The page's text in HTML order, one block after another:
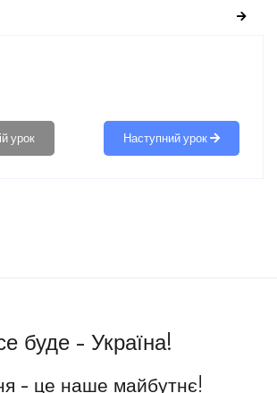
Наступний урок
буде - Україна!
- це наше майбутнє!